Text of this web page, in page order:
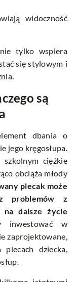
widoczność
tylko wspiera
się stylowym i
są
dbania o
jego kręgosłupa.
ciężkie
obciąża młody
plecak może
problemów z
na dalsze życie
inwestować w
zaprojektowane,
dziecka,